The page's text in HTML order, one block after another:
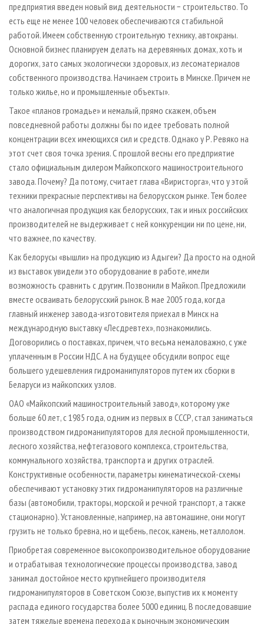
предприятия введен новый вид деятельности − строительство. То
есть еще не менее 100 человек обеспечиваются стабильной
работой. Имеем собственную строительную технику, автокраны.
Основной бизнес планируем делать на деревянных домах, хоть и
дорогих, зато самых экологически здоровых, из лесоматериалов
собственного производства. Начинаем строить в Минске. Причем не
только жилье, но и промышленные объекты».
Такое «планов громадье» и немалый, прямо скажем, объем
повседневной работы должны бы по идее требовать полной
концентрации всех имеющихся сил и средств. Однако у Р. Ревяко на
этот счет своя точка зрения. С прошлой весны его предприятие
стало официальным дилером Майкопского машиностроительного
завода. Почему? Да потому, считает глава «Виристорга», что у этой
техники прекрасные перспективы на белорусском рынке. Тем более
что аналогичная продукция как белорусских, так и иных российских
производителей не выдерживает с ней конкуренции ни по цене, ни,
что важнее, по качеству.
Как белорусы «вышли» на продукцию из Адыгеи? Да просто на одной
из выставок увидели это оборудование в работе, имели
возможность сравнить с другим. Позвонили в Майкоп. Предложили
вместе осваивать белорусский рынок. В мае 2005 года, когда
главный инженер завода-изготовителя приехал в Минск на
международную выставку «Лесдревтех», познакомились.
Договорились о поставках, причем, что весьма немаловажно, с уже
уплаченным в России НДС. А на будущее обсудили вопрос еще
большего удешевления гидроманипуляторов путем их сборки в
Беларуси из майкопских узлов.
ОАО «Майкопский машиностроительный завод», которому уже
больше 60 лет, с 1985 года, одним из первых в СССР, стал заниматься
производством гидроманипуляторов для лесной промышленности,
лесного хозяйства, неф­тегазового комплекса, строительства,
коммунального хозяйства, транспорта и других отраслей.
Конструктивные особенности, параметры кинематичес­кой-схемы
обеспечивают установку этих гидроманипуляторов на различные
базы (автомобили, тракторы, морской и речной транспорт, а также
стационарно). Установленные, например, на автомашине, они могут
грузить не только бревна, но и щебень, песок, камень, металлолом.
Приобретая современное высокопроизводительное оборудование
и отрабатывая технологические процессы производства, завод
занимал достойное место крупнейшего производителя
гидроманипуляторов в Советском Союзе, выпустив их к моменту
распада единого государства более 5000 единиц. В последовавшие
затем тяжелые времена перехода к рыночным экономическим